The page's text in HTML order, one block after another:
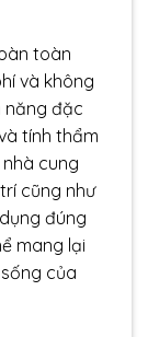
toàn
và không
năng đặc
tính thẩm
cung
cũng như
đúng
mang lại
của